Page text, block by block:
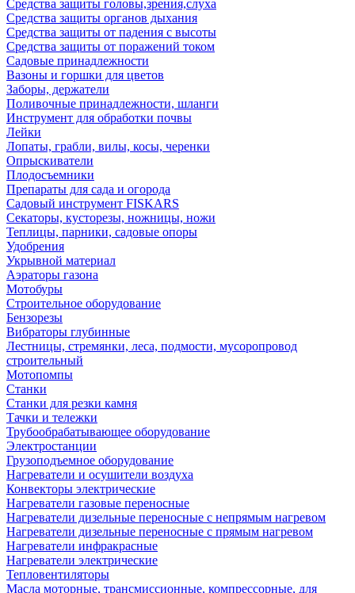
Средства защиты головы,зрения,слуха
Средства защиты органов дыхания
Средства защиты от падения с высоты
Средства защиты от поражений током
Садовые принадлежности
Вазоны и горшки для цветов
Заборы, держатели
Поливочные принадлежности, шланги
Инструмент для обработки почвы
Лейки
Лопаты, грабли, вилы, косы, черенки
Опрыскиватели
Плодосъемники
Препараты для сада и огорода
Садовый инструмент FISKARS
Секаторы, кусторезы, ножницы, ножи
Теплицы, парники, садовые опоры
Удобрения
Укрывной материал
Аэраторы газона
Мотобуры
Строительное оборудование
Бензорезы
Вибраторы глубинные
Лестницы, стремянки, леса, подмости, мусоропровод
строительный
Мотопомпы
Станки
Станки для резки камня
Тачки и тележки
Трубообрабатывающее оборудование
Электростанции
Грузоподъемное оборудование
Нагреватели и осушители воздуха
Конвекторы электрические
Нагреватели газовые переносные
Нагреватели дизельные переносные с непрямым нагревом
Нагреватели дизельные переносные с прямым нагревом
Нагреватели инфракрасные
Нагреватели электрические
Тепловентиляторы
Масла моторные, трансмиссионные, компрессорные, для